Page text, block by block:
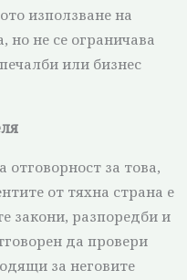
използване на
но не се ограничава
или бизнес
отговорност за това,
от тяхна страна е
закони, разпоредби и
да провери
за неговите